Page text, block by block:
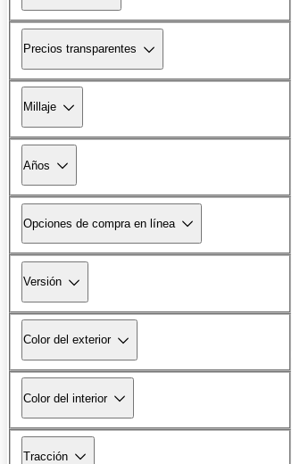
Precios transparentes
Millaje
Años
Opciones de compra en línea
Versión
Color del exterior
Color del interior
Tracción